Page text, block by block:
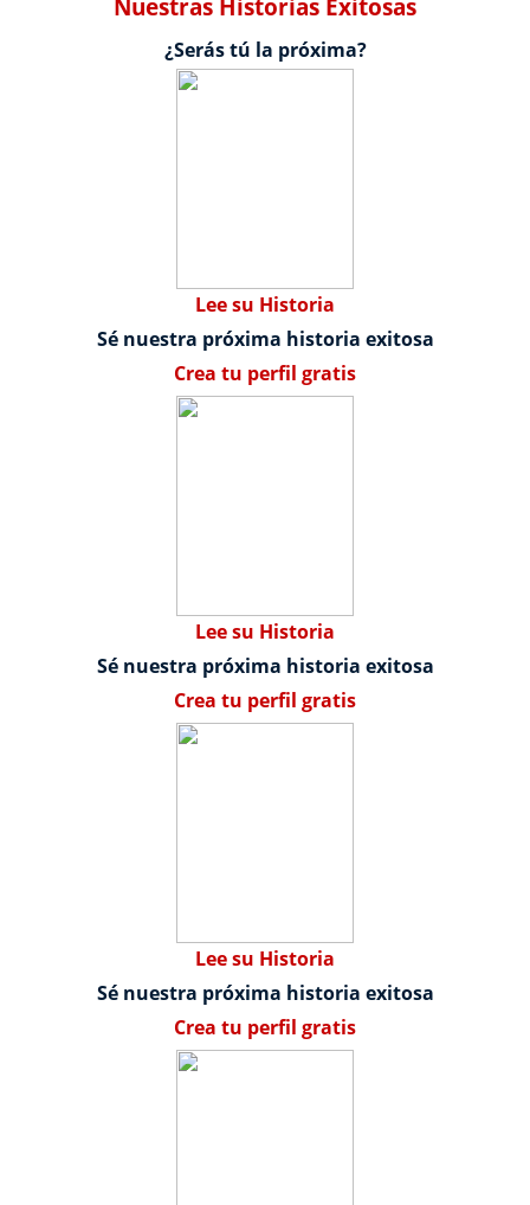
Nuestras Historias Exitosas
¿Serás tú la próxima?
Lee su Historia
Sé nuestra próxima historia exitosa
Crea tu perfil gratis
Lee su Historia
Sé nuestra próxima historia exitosa
Crea tu perfil gratis
Lee su Historia
Sé nuestra próxima historia exitosa
Crea tu perfil gratis